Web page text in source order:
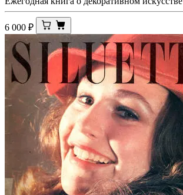
6 000 ₽